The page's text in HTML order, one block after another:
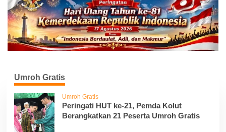
Umroh Gratis
Umroh Gratis
Peringati HUT ke-21, Pemda Kolut
Berangkatkan 21 Peserta Umroh Gratis